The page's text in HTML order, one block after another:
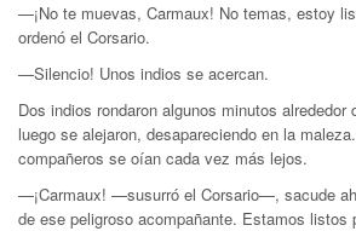
—¡No te muevas, Carmaux! No temas, estoy
ordenó el Corsario.
—Silencio! Unos indios se acercan.
Dos indios rondaron algunos minutos
luego se alejaron, desapareciendo en la
compañeros se oían cada vez más lejos.
—¡Carmaux! —susurró el Corsario—, sacude
de ese peligroso acompañante. Estamos listos